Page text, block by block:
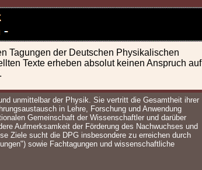
Tagungen der Deutschen Physikalischen
Texte erheben absolut keinen Anspruch auf
unmittelbar der Physik. Sie vertritt die Gesamtheit ihrer
in Lehre, Forschung und Anwendung
Gemeinschaft der Wissenschaftler und darüber
Aufmerksamkeit der Förderung des Nachwuchses und
Ziele sucht die DPG insbesondere zu erreichen durch
sowie Fachtagungen und wissenschaftliche